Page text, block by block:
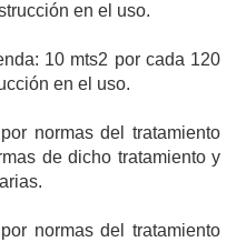
en el uso.
10 mts2 por cada 120
en el uso.
normas del tratamiento
de dicho tratamiento y
normas del tratamiento